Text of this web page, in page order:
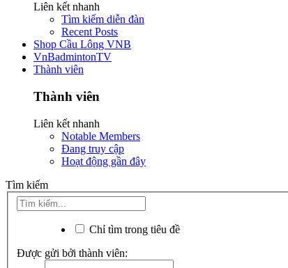
Liên kết nhanh
Tìm kiếm diễn đàn
Recent Posts
Shop Cầu Lông VNB
VnBadmintonTV
Thành viên
Thành viên
Liên kết nhanh
Notable Members
Đang truy cập
Hoạt động gần đây
Tìm kiếm
Chỉ tìm trong tiêu đề
Được gửi bởi thành viên: